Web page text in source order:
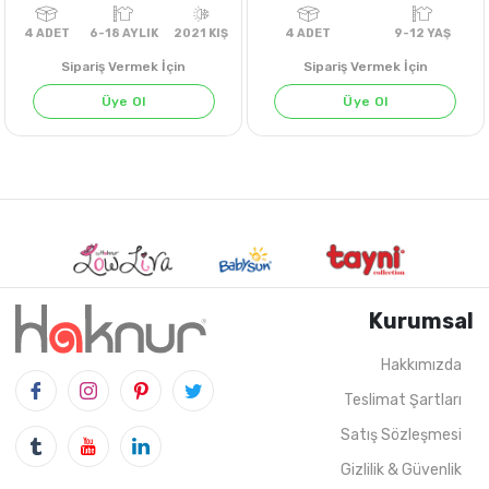
Sipariş Vermek İçin
Üye Ol
Sipariş Vermek İçin
Üye Ol
Kurumsal
Hakkımızda
Teslimat Şartları
Satış Sözleşmesi
Gizlilik & Güvenlik